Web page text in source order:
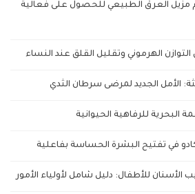
مزيل العرق الطبيعي للحصول على فعالية
الهرموني وتقليل القلق عند النساء
الأمل الجديد لمرضى سرطان الثدي
البحرية للرفاهية الحيوانية
في تفتيح البشرة الحساسة بفاعلية
الأسنان للأطفال: دليل شامل لأولياء الأمور